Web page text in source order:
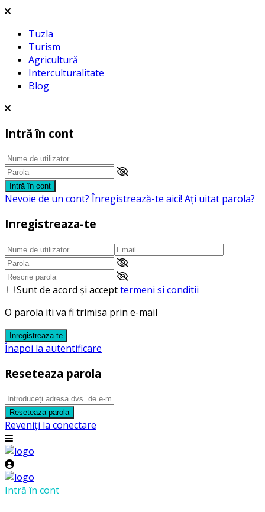
Tuzla
Turism
Agricultură
Interculturalitate
Blog
Intră în cont
Intră în cont
Nevoie de un cont? Înregistrează-te aici! Aţi uitat parola?
Inregistreaza-te
Sunt de acord și accepttermeni si conditii
O parola iti va fi trimisa prin e-mail
Inregistreaza-te
Înapoi la autentificare
Reseteaza parola
Reseteaza parola
Reveniți la conectare
Intră în cont